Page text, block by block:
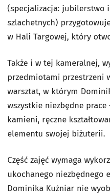
(specjalizacja: jubilerstwo
szlachetnych)
w Hali Targowej, który
Także i w tej kameralnej,
przedmiotami przestrzeni
warsztat, w którym
wszystkie niezbędne
kamieni, ręczne
elementu swojej biżuterii.
Część zajęć wymaga
ukochanego niezbędnego
Dominika Kuźniar nie